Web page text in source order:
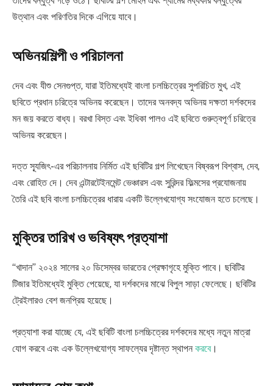
উত্থান এবং পরিণতির দিকে এগিয়ে যাবে।
অভিনয়শিল্পী ও পরিচালনা
দেব এবং যীশু সেনগুপ্ত, যারা ইতিমধ্যেই বাংলা চলচ্চিত্রের সুপরিচিত মুখ, এই
ছবিতে প্রধান চরিত্রে অভিনয় করেছেন। তাদের অনবদ্য অভিনয় দক্ষতা দর্শকদের
মন জয় করতে বাধ্য। বরখা বিস্ত এবং ইধিকা পালও এই ছবিতে গুরুত্বপূর্ণ চরিত্রে
অভিনয় করেছেন।
দত্ত স্যূজিৎ-এর পরিচালনায় নির্মিত এই ছবিটির গল্প লিখেছেন বিষ্বরূপ বিশ্বাস, দেব,
এবং রোহিত দে। দেব এন্টারটেইনমেন্ট ভেঞ্চারস এবং সুরিন্দর ফিল্মসের প্রযোজনায়
তৈরি এই ছবি বাংলা চলচ্চিত্রের ধারায় একটি উল্লেখযোগ্য সংযোজন হতে চলেছে।
মুক্তির তারিখ ও ভবিষ্যৎ প্রত্যাশা
“খাদান” ২০২৪ সালের ২০ ডিসেম্বর ভারতের প্রেক্ষাগৃহে মুক্তি পাবে। ছবিটির
টিজার ইতিমধ্যেই মুক্তি পেয়েছে, যা দর্শকদের মাঝে বিপুল সাড়া ফেলেছে। ছবিটির
ট্রেইলারও বেশ জনপ্রিয় হয়েছে।
প্রত্যাশা করা যাচ্ছে যে, এই ছবিটি বাংলা চলচ্চিত্রের দর্শকদের মধ্যে নতুন মাত্রা
যোগ করবে এবং এক উল্লেখযোগ্য সাফল্যের দৃষ্টান্ত স্থাপন করবে।